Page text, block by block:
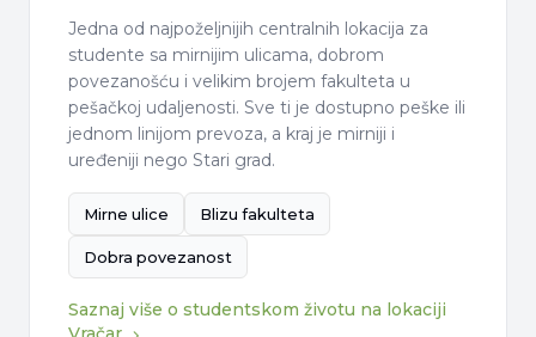
Jedna od najpoželjnijih centralnih lokacija za
studente sa mirnijim ulicama, dobrom
povezanošću i velikim brojem fakulteta u
pešačkoj udaljenosti. Sve ti je dostupno peške ili
jednom linijom prevoza, a kraj je mirniji i
uređeniji nego Stari grad.
Mirne ulice Blizu fakulteta
Dobra povezanost
Saznaj više o studentskom životu na lokaciji